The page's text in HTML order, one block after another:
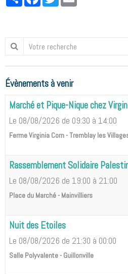
Évènements à venir
Marché et Pique-Nique chez
Le 08/08/2026 de 09:30 à 14:00
Ferme Virginia Corn - Tremblay les
Rassemblement Solidaire
Le 08/08/2026 de 19:00 à 21:00
Place du Marché - Mainvilliers
Nuit des Etoiles
Le 08/08/2026 de 21:30 à 00:00
Salle Polyvalente - Guillonville